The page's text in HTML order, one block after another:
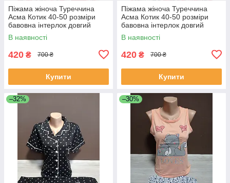
Піжама жіноча Туреччина
Асма Котик 40-50 розміри
бавовна інтерлок довгий
рукав та штани червона та
пудра
В наявності
420 ₴ 700 ₴
Купити
Піжама жіноча Туреччина
Асма Котик 40-50 розміри
бавовна інтерлок довгий
рукав та штани червона та
пудра
В наявності
420 ₴ 700 ₴
Купити
–32% –30%